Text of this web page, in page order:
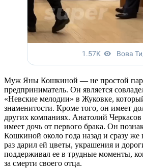
Муж Яны Кошкиной — не простой
предприниматель. Он является
«Невские мелодии» в Жуковке,
знаменитости. Кроме того, он имеет
других компаниях. Анатолий
имеет дочь от первого брака. Он
Кошкиной около года назад и сразу
раз дарил ей цветы, украшения и
поддерживал ее в трудные моменты,
за смерти своего отца.